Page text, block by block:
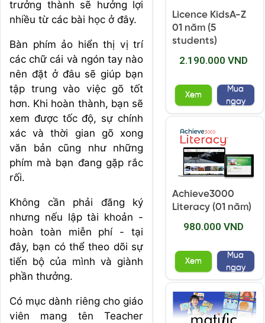
trưởng thành sẽ hưởng lợi
nhiều từ các bài học ở đây.
Bàn phím ảo hiển thị vị trí
các chữ cái và ngón tay nào
nên đặt ở đâu sẽ giúp bạn
tập trung vào việc gõ tốt
hơn. Khi hoàn thành, bạn sẽ
xem được tốc độ, sự chính
xác và thời gian gõ xong
văn bản cũng như những
phím mà bạn đang gặp rắc
rối.
Không cần phải đăng ký
nhưng nếu lập tài khoản -
hoàn toàn miễn phí - tại
đây, bạn có thể theo dõi sự
tiến bộ của mình và giành
phần thưởng.
Có mục dành riêng cho giáo
viên mang tên Teacher
Licence KidsA-Z
01 năm (5
students)
2.190.000 VND
Xem
Mua
ngay
Achieve3000
Literacy (01 năm)
980.000 VND
Xem
Mua
ngay